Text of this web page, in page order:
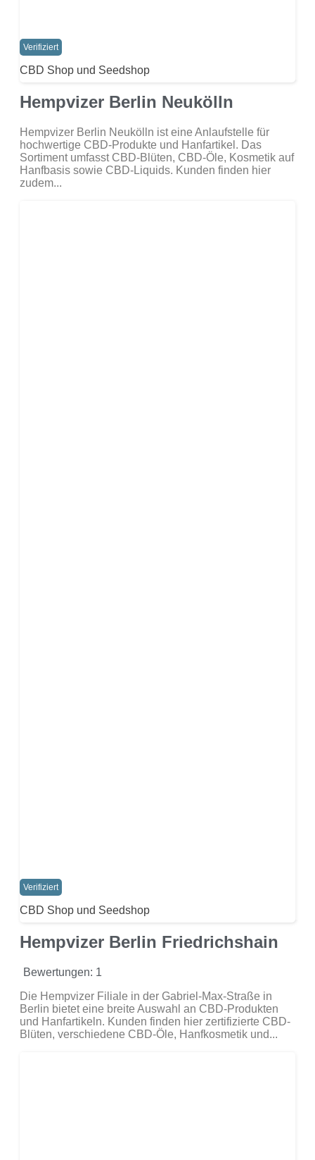
Verifiziert
CBD Shop und Seedshop
Hempvizer Berlin Neukölln
Hempvizer Berlin Neukölln ist eine Anlaufstelle für
hochwertige CBD-Produkte und Hanfartikel. Das
Sortiment umfasst CBD-Blüten, CBD-Öle, Kosmetik auf
Hanfbasis sowie CBD-Liquids. Kunden finden hier
zudem...
Verifiziert
CBD Shop und Seedshop
Hempvizer Berlin Friedrichshain
Bewertungen: 1
Die Hempvizer Filiale in der Gabriel-Max-Straße in
Berlin bietet eine breite Auswahl an CBD-Produkten
und Hanfartikeln. Kunden finden hier zertifizierte CBD-
Blüten, verschiedene CBD-Öle, Hanfkosmetik und...